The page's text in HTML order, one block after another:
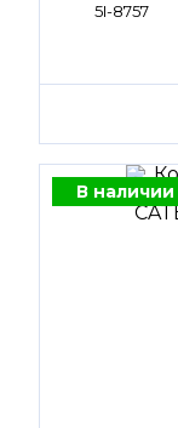
5I-8757
В наличии